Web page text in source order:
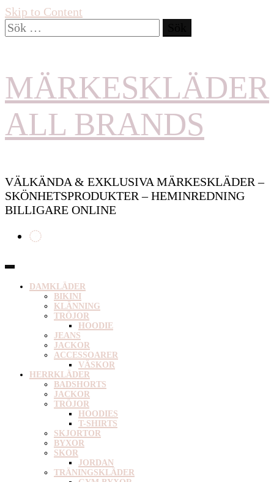
Skip to Content
Sök
efter:
MÄRKESKLÄDER
ALL BRANDS
VÄLKÄNDA & EXKLUSIVA MÄRKESKLÄDER –
SKÖNHETSPRODUKTER – HEMINREDNING
BILLIGARE ONLINE
DAMKLÄDER
BIKINI
KLÄNNING
TRÖJOR
HOODIE
JEANS
JACKOR
ACCESSOARER
VÄSKOR
HERRKLÄDER
BADSHORTS
JACKOR
TRÖJOR
HOODIES
T-SHIRTS
SKJORTOR
BYXOR
SKOR
JORDAN
TRÄNINGSKLÄDER